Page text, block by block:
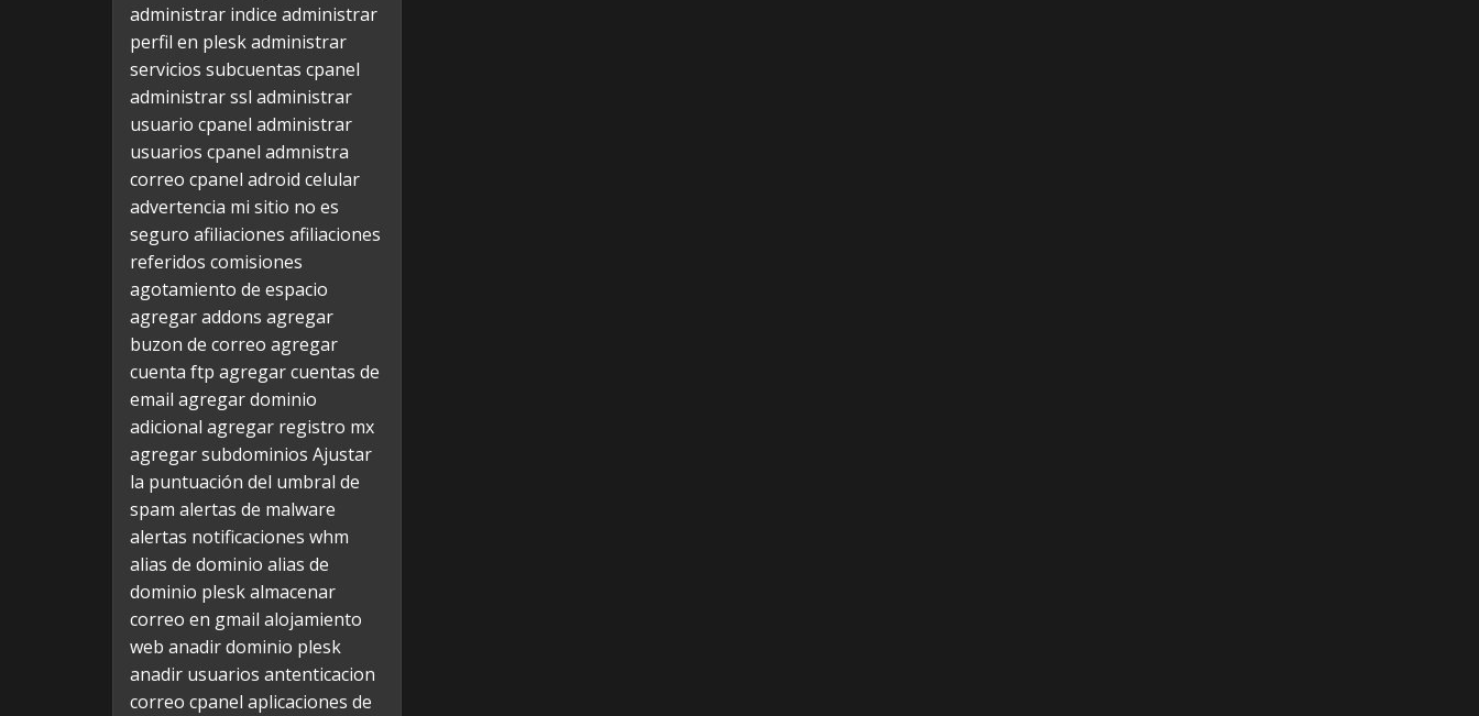
administrar indice administrar
perfil en pleskadministrar
servicios subcuentas cpanel
administrar ssl administrar
usuario cpanel administrar
usuarios cpanel admnistra
correo cpanel adroid celular
advertencia mi sitio no es
seguro afiliaciones afiliaciones
referidos comisiones
agotamiento de espacio
agregar addons agregar
buzon de correo agregar
cuenta ftp agregar cuentas de
email agregar dominio
adicional agregar registro mx
agregar subdominios Ajustar
la puntuación del umbral de
spam alertas de malware
alertas notificaciones whm
alias de dominio alias de
dominio pleskalmacenar
correo en gmail alojamiento
web anadir dominio plesk
anadir usuarios antenticacion
correo cpanel aplicaciones de